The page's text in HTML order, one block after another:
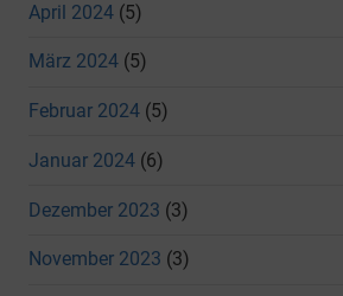
April 2024 (5)
März 2024 (5)
Februar 2024 (5)
Januar 2024 (6)
Dezember 2023 (3)
November 2023 (3)